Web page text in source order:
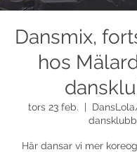
Dansmix,
hos
tors 23 feb.
dansklubb
Här dansar vi mer